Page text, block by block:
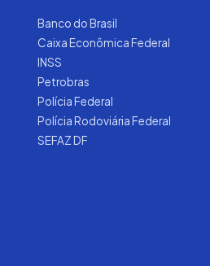
Banco do Brasil
Caixa Econômica Federal
INSS
Petrobras
Polícia Federal
Polícia Rodoviária Federal
SEFAZ DF